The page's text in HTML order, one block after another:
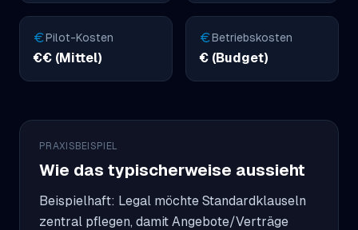
Pilot-Kosten
€€ (Mittel)
Betriebskosten
€ (Budget)
PRAXISBEISPIEL
Wie das typischerweise aussieht
Beispielhaft: Legal möchte Standardklauseln
zentral pflegen, damit Angebote/Verträge